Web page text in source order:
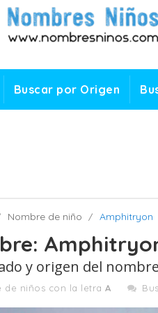
Buscar por Origen
Nombre de niño Amphitryon
y origen del
de niños con la letra A